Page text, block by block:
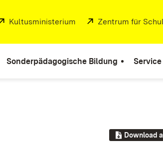
Extern:
Kultusministerium (Öffnet in neuem
Extern:
Zentrum für
Sonderpädagogische Bildung Service
Download